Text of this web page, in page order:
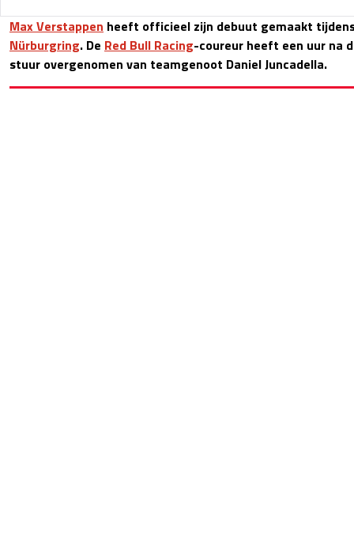
Max Verstappen heeft officieel zijn debuut gemaakt
Nürburgring. De Red Bull Racing-coureur heeft een uur na
stuur overgenomen van teamgenoot Daniel Juncadella.